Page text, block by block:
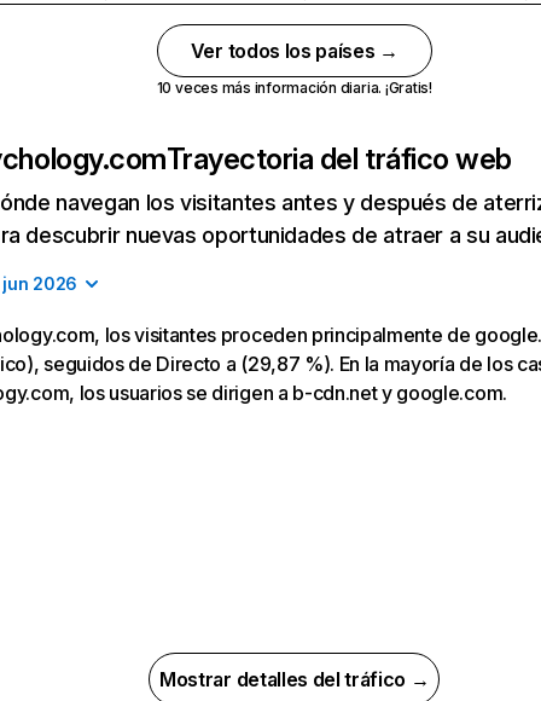
Ver todos los países →
10 veces más información diaria. ¡Gratis!
Trayectoria del tráfico web
navegan los visitantes antes y después de
descubrir nuevas oportunidades de atraer a su
jun 2026
los visitantes proceden principalmente de
seguidos de Directo a (29,87 %). En la mayoría de los
los usuarios se dirigen a b-cdn.net y google.com.
Mostrar detalles del tráfico →